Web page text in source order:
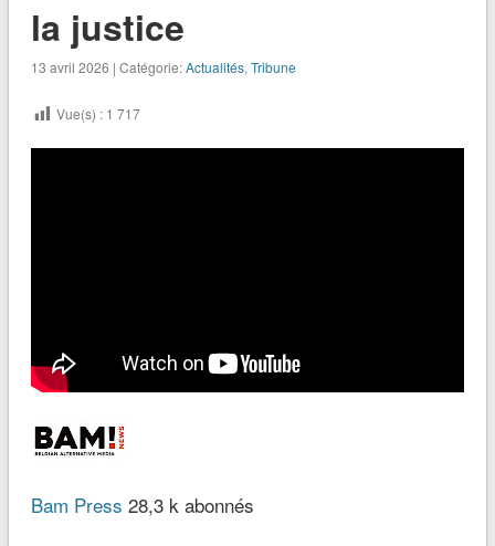
la justice
13 avril 2026 | Catégorie:Actualités, Tribune
Vue(s) : 1 717
Bam Press 28,3 k abonnés